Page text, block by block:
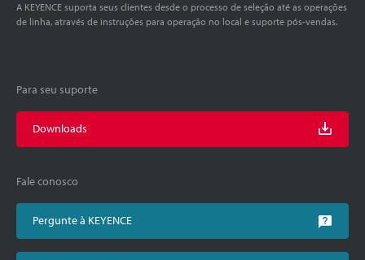
A KEYENCE suporta seus clientes desde o processo de seleção até as operações
de linha, através de instruções para operação no local e suporte pós-vendas.
Para seu suporte
Downloads
Fale conosco
Pergunte à KEYENCE